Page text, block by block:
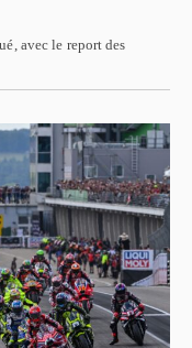
avec le report des